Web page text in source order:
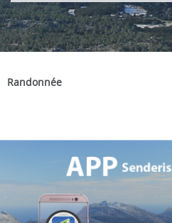
Randonnée